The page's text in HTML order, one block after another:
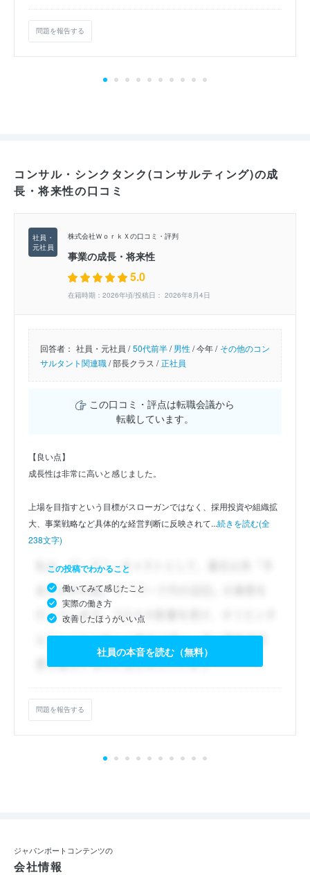
問題を報告する
コンサル・シンクタンク(コンサルティング)の成
長・将来性の口コミ
株式会社ＷｏｒｋＸの口コミ・評判
事業の成長・将来性
5.0
在籍時期：2026年頃/投稿日： 2026年8月4日
回答者： 社員・元社員 / 50代前半/男性/今年 / その他のコン
サルタント関連職/部長クラス / 正社員
この口コミ・評点は転職会議から
転載しています。
【良い点】
成長性は非常に高いと感じました。
上場を目指すという目標がスローガンではなく、採用投資や組織拡
大、事業戦略など具体的な経営判断に反映されて...続きを読む(全
238文字)
この投稿でわかること
働いてみて感じたこと
実際の働き方
改善したほうがいい点
社員の本音を読む（無料）
問題を報告する
ジャパンポートコンテンツの
会社情報